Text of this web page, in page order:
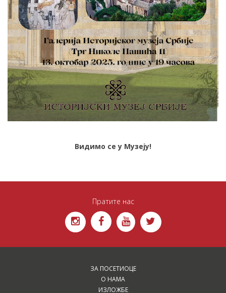
Видимо се у Музеју!
Пратите нас
ЗА ПОСЕТИОЦЕ
О НАМА
ИЗЛОЖБЕ